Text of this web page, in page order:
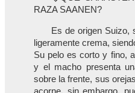
RAZA SAANEN?
Es de origen Suizo,
ligeramente crema,
Su pelo es corto y fino,
y el macho presenta
sobre la frente, sus
acorne, sin embargo,